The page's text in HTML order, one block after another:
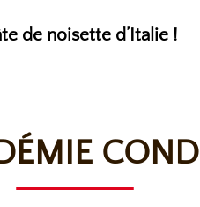
de noisette d’Italie !